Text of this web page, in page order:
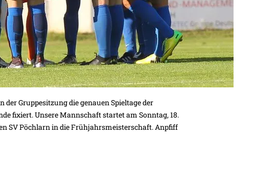
Gruppesitzung die genauen Spieltage der
fixiert. Unsere Mannschaft startet am Sonntag, 18.
SV Pöchlarn in die Frühjahrsmeisterschaft. Anpfiff